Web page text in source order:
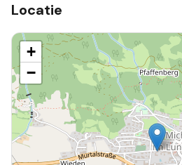
Locatie
+
−